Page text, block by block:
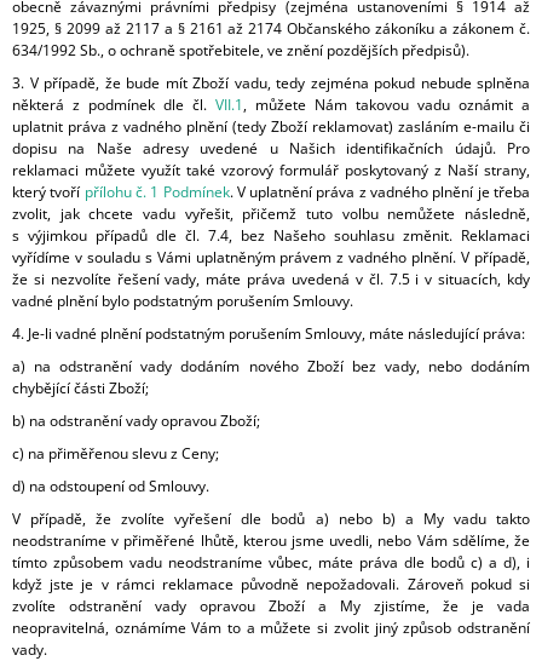
obecně závaznými právními předpisy (zejména ustanoveními § 1914 až
1925, § 2099 až 2117 a § 2161 až 2174 Občanského zákoníku a zákonem č.
634/1992 Sb., o ochraně spotřebitele, ve znění pozdějších předpisů).
3. V případě, že bude mít Zboží vadu, tedy zejména pokud nebude splněna
některá z podmínek dle čl. VII.1, můžete Nám takovou vadu oznámit a
uplatnit práva z vadného plnění (tedy Zboží reklamovat) zasláním e-mailu či
dopisu na Naše adresy uvedené u Našich identifikačních údajů. Pro
reklamaci můžete využít také vzorový formulář poskytovaný z Naší strany,
který tvoří přílohu č. 1 Podmínek. V uplatnění práva z vadného plnění je třeba
zvolit, jak chcete vadu vyřešit, přičemž tuto volbu nemůžete následně,
s výjimkou případů dle čl. 7.4, bez Našeho souhlasu změnit. Reklamaci
vyřídíme v souladu s Vámi uplatněným právem z vadného plnění. V případě,
že si nezvolíte řešení vady, máte práva uvedená v čl. 7.5 i v situacích, kdy
vadné plnění bylo podstatným porušením Smlouvy.
4. Je-li vadné plnění podstatným porušením Smlouvy, máte následující práva:
a) na odstranění vady dodáním nového Zboží bez vady, nebo dodáním
chybějící části Zboží;
b) na odstranění vady opravou Zboží;
c) na přiměřenou slevu z Ceny;
d) na odstoupení od Smlouvy.
V případě, že zvolíte vyřešení dle bodů a) nebo b) a My vadu takto
neodstraníme v přiměřené lhůtě, kterou jsme uvedli, nebo Vám sdělíme, že
tímto způsobem vadu neodstraníme vůbec, máte práva dle bodů c) a d), i
když jste je v rámci reklamace původně nepožadovali. Zároveň pokud si
zvolíte odstranění vady opravou Zboží a My zjistíme, že je vada
neopravitelná, oznámíme Vám to a můžete si zvolit jiný způsob odstranění
vady.